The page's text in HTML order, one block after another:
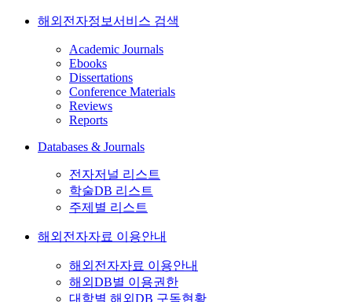
해외전자정보서비스 검색
Academic Journals
Ebooks
Dissertations
Conference Materials
Reviews
Reports
Databases & Journals
전자저널 리스트
학술DB 리스트
주제별 리스트
해외전자자료 이용안내
해외전자자료 이용안내
해외DB별 이용권한
대학별 해외DB 구독현황